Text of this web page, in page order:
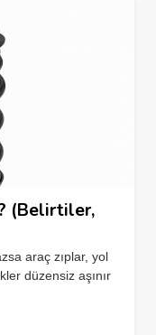
(Belirtiler,
araç zıplar, yol
düzensiz aşınır